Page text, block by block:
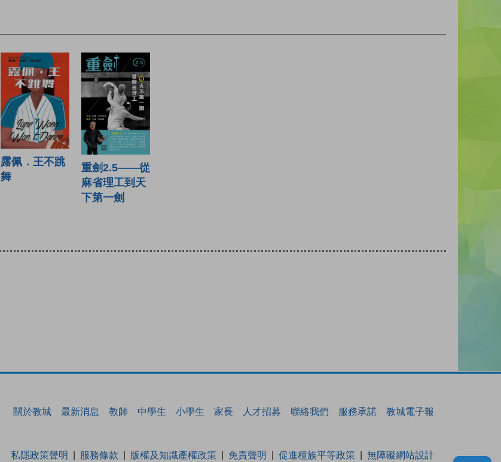
露佩．王不跳
舞
重劍2.5——從
麻省理工到天
下第一劍
關於教城 最新消息 教師 中學生 小學生 家長 人才招募 聯絡我們 服務承諾 教城電子報
私隱政策聲明 服務條款 版權及知識產權政策 免責聲明 促進種族平等政策 無障礙網站設計